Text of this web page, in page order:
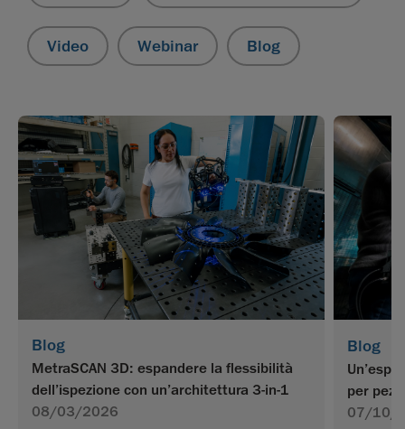
Video Webinar Blog
Blog
MetraSCAN 3D: espandere la flessibilità
dell’ispezione con un’architettura 3-in-1
08/03/2026
Blog
per
07/10/